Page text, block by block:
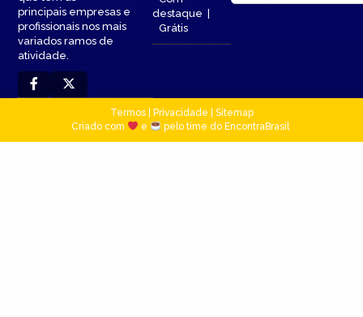
principais empresas e
profissionais nos mais
variados ramos de
atividade.
destaque|
Grátis
Termos| Privacidade
Sitemap
Criado com
e pelo time do EncontraBrasil